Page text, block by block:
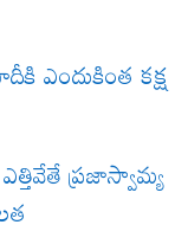
ఎందుకింత కక్ష
ప్రజాస్వామ్య